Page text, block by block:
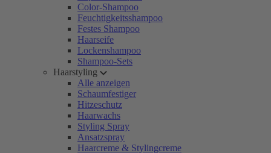
Color-Shampoo
Feuchtigkeitsshampoo
Festes Shampoo
Haarseife
Lockenshampoo
Shampoo-Sets
Haarstyling
Alle anzeigen
Schaumfestiger
Hitzeschutz
Haarwachs
Styling Spray
Ansatzspray
Haarcreme & Stylingcreme